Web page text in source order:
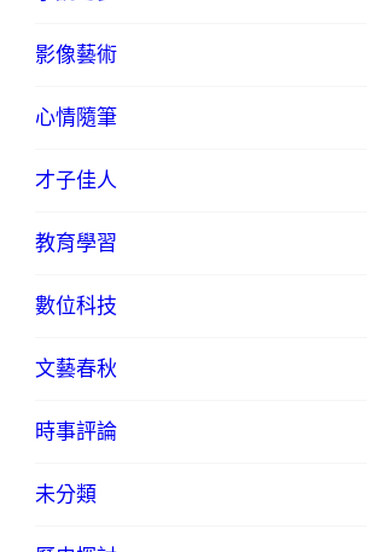
影像藝術
心情隨筆
才子佳人
教育學習
數位科技
文藝春秋
時事評論
未分類